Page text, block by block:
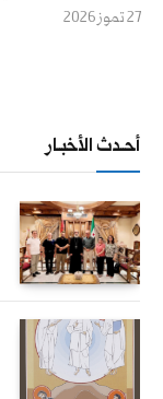
27 تموز 2026
أحــدث الأخبــار